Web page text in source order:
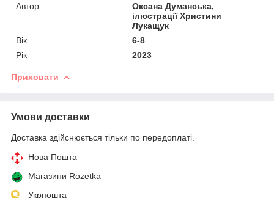
Автор
Оксана Думанська,
ілюстрації Христини
Лукащук
Вік
6-8
Рік
2023
Приховати
Умови доставки
Доставка здійснюється тільки по передоплаті.
Нова Пошта
Магазини Rozetka
Укрпошта